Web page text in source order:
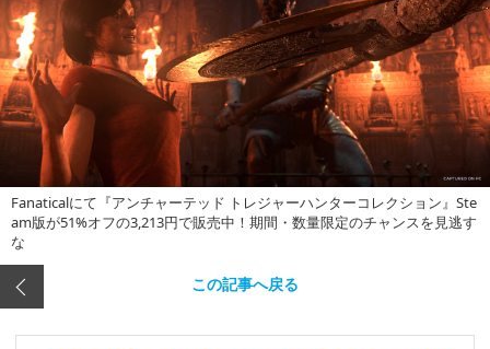
Fanaticalにて『アンチャーテッド トレジャーハンターコレクション』Ste
am版が51%オフの3,213円で販売中！期間・数量限定のチャンスを見逃す
な
この記事へ戻る